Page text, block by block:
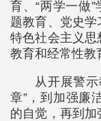
育、“两学一做
题教育、党史
特色社会主义
教育和经常性教
从开展警
章”，到加强廉
的自觉，再到